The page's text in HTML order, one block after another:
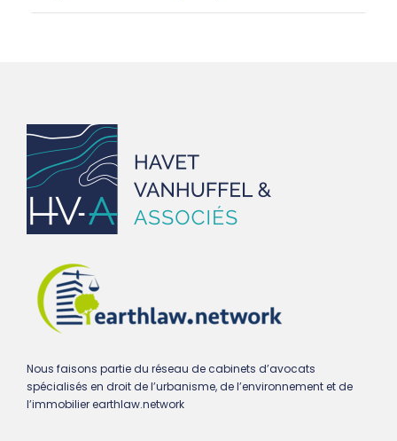
Nous faisons partie du réseau de cabinets d’avocats
spécialisés en droit de l’urbanisme, de l’environnement et de
l’immobilier earthlaw.network